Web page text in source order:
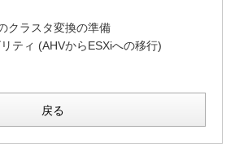
クラスタ変換の準備
ティ (AHVからESXiへの移行)
戻る